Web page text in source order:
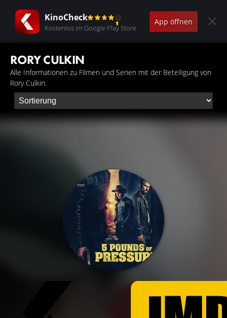
KinoCheck
Kostenlos im Google Play Store
App öffnen
RORY CULKIN
Alle Informationen zu Filmen und Serien mit der Beteiligung von
Rory Culkin.